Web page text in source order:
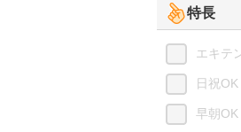
特長
エキテ
日祝OK
早朝OK